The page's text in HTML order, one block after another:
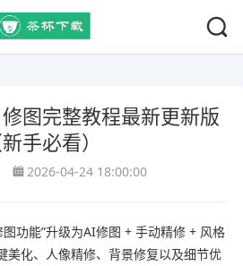
图完整教程最新更新版
新手必看）
2026-04-24 18:00:00
功能”升级为AI修图 + 手动精修 + 风格
美化、人像精修、背景修复以及细节优